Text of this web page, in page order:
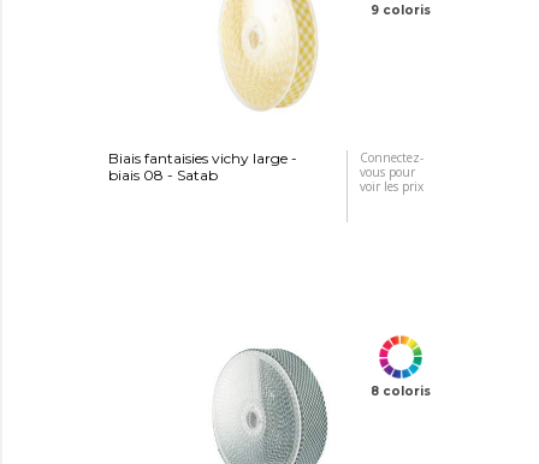
9 coloris
Biais fantaisies vichy large -
biais 08 - Satab
Connectez-
vous pour
voir les prix
8 coloris